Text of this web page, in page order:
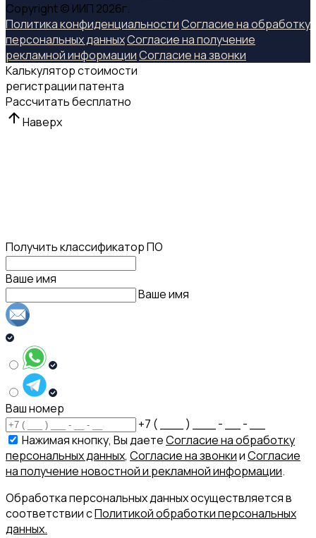
Copyright © ИИП 2026г.
Политика конфиденциальностиСогласие на обработку
персональных данныхСогласие на получение
рекламной информацииСогласие на звонки
Калькулятор стоимости
регистрации патента
Рассчитать бесплатно
Наверх
Получить классификатор ПО
Ваше имя
Ваше имя
Ваш номер
+7 ( ___ ) ___ - __ - __
Нажимая кнопку, Вы даетеСогласие на обработку
персональных данных, Согласие на звонкииСогласие
на получение новостной и рекламной информации.
Обработка персональных данных осуществляется в
соответствии сПолитикой обработки персональных
данных.